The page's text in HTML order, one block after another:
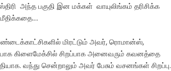
அந்த பகுதி இன மக்கள் வாயுலிங்கம் தரிசிக்க
சண்டைக்காட்சிகளில் மிரட்டும் அவர், ரொமான்ஸ்,
கிளைமேக்சில் சிறப்பாக அனைவரும் கவனத்தை
வந்து சென்றாலும் அவர் பேசும் வசனங்கள் சிறப்பு.